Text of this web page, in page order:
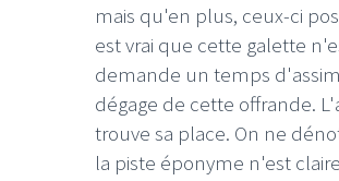
mais qu'en plus, ceux-ci
est vrai que cette galette
demande un temps
dégage de cette offrande.
trouve sa place. On ne
la piste éponyme n'est
LE GROS RIFFIFI
Christmas Riffifi